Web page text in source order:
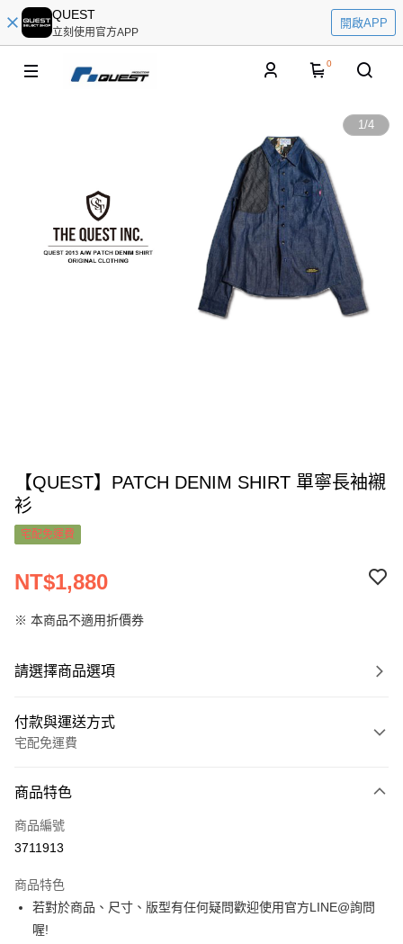
QUEST
立刻使用官方APP
開啟APP
0
1/4
【QUEST】PATCH DENIM SHIRT 單寧長袖襯
衫
宅配免運費
NT$1,880
※ 本商品不適用折價券
請選擇商品選項
付款與運送方式
宅配免運費
信用卡一次付款
超商取貨付款
街口支付
ATM付款
商品特色
商品編號
3711913
商品特色
若對於商品、尺寸、版型有任何疑問歡迎使用官方LINE@詢問
喔!